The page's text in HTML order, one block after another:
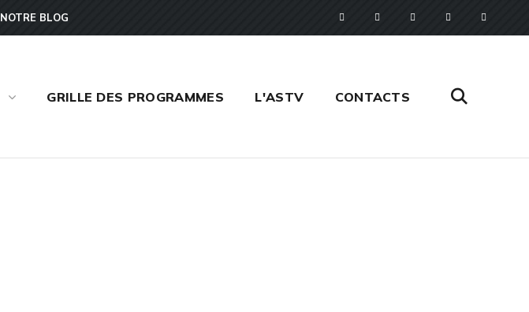
NOTRE BLOG
GRILLE DES PROGRAMMES L'ASTV CONTACTS